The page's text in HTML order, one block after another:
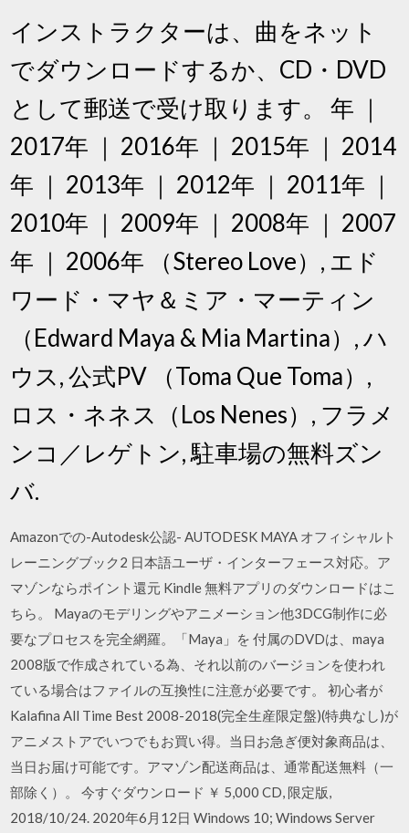
インストラクターは、曲をネット
でダウンロードするか、CD・DVD
として郵送で受け取ります。 年 ｜
2017年 ｜ 2016年 ｜ 2015年 ｜ 2014
年 ｜ 2013年 ｜ 2012年 ｜ 2011年 ｜
2010年 ｜ 2009年 ｜ 2008年 ｜ 2007
年 ｜ 2006年 （Stereo Love）, エド
ワード・マヤ＆ミア・マーティン
（Edward Maya & Mia Martina）, ハ
ウス, 公式PV （Toma Que Toma）,
ロス・ネネス（Los Nenes）, フラメ
ンコ／レゲトン, 駐車場の無料ズン
バ.
Amazonでの-Autodesk公認- AUTODESK MAYA オフィシャルト
レーニングブック2 日本語ユーザ・インターフェース対応。ア
マゾンならポイント還元 Kindle 無料アプリのダウンロードはこ
ちら。 Mayaのモデリングやアニメーション他3DCG制作に必
要なプロセスを完全網羅。「Maya」を 付属のDVDは、maya
2008版で作成されている為、それ以前のバージョンを使われ
ている場合はファイルの互換性に注意が必要です。 初心者が
Kalafina All Time Best 2008-2018(完全生産限定盤)(特典なし)が
アニメストアでいつでもお買い得。当日お急ぎ便対象商品は、
当日お届け可能です。アマゾン配送商品は、通常配送無料（一
部除く）。 今すぐダウンロード ￥ 5,000 CD, 限定版,
2018/10/24. 2020年6月12日 Windows 10; Windows Server